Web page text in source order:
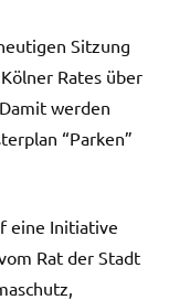
Sitzung
Rates über
werden
“Parken”
eine Initiative
Rat der Stadt